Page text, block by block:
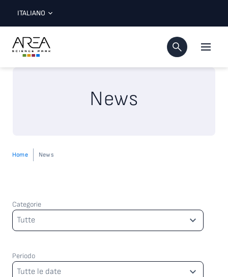
ITALIANO
News
Home News
Categorie
Categorie
Tutte
Periodo
Periodo
Tutte le date